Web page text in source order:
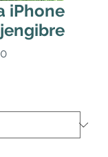
iPhone
Precio